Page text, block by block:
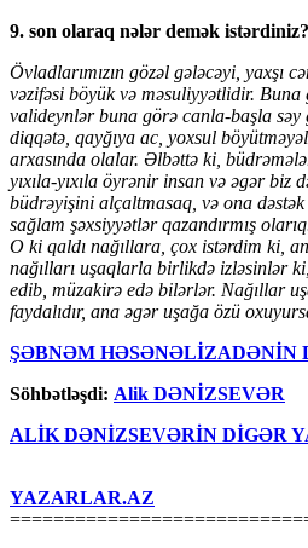
9. son olaraq nələr demək istərdiniz?
Övladlarımızın gözəl gələcəyi, yaxşı
vəzifəsi böyük və məsuliyyətlidir.
valideynlər buna görə canla-başla səy
diqqətə, qayğıya ac, yoxsul
arxasında olalar. Əlbəttə ki,
yıxıla-yıxıla öyrənir insan və əgər biz
büdrəyişini alçaltmasaq, və ona
sağlam şəxsiyyətlər qazandırmış
O ki qaldı nağıllara, çox istərdim ki,
nağılları uşaqlarla birlikdə izləsinlər
edib, müzakirə edə bilərlər. Nağıllar
faydalıdır, ana əgər uşağa özü
ŞƏBNƏM HƏSƏNƏLİZADƏNİN
Söhbətləşdi: Alik DƏNİZSEVƏR
ALİK DƏNİZSEVƏRİN DİGƏR
YAZARLAR.AZ